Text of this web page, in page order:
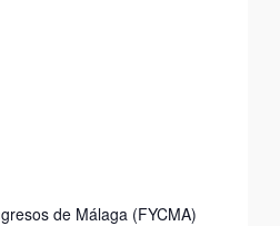
de Málaga (FYCMA)